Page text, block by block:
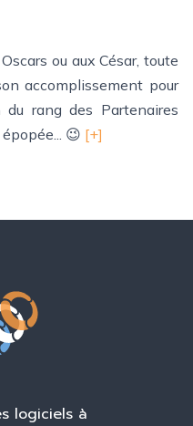
ou aux César, toute
accomplissement pour
rang des Partenaires
😉 [+]
logiciels à